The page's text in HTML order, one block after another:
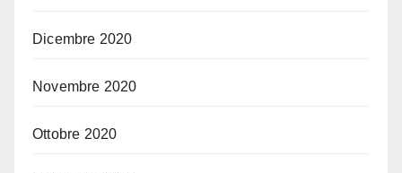
Dicembre 2020
Novembre 2020
Ottobre 2020